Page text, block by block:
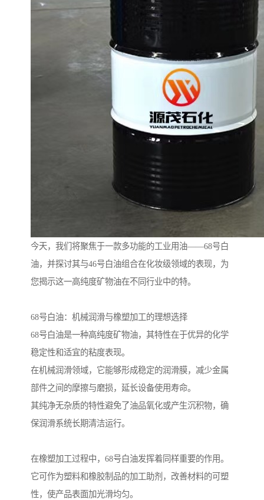
今天，我们将聚焦于一款多功能的工业用油——68号白
油，并探讨其与46号白油组合在化妆级领域的表现，为
您揭示这一高纯度矿物油在不同行业中的特。
68号白油：机械润滑与橡塑加工的理想选择
68号白油是一种高纯度矿物油，其特性在于优异的化学
稳定性和适宜的粘度表现。
在机械润滑领域，它能够形成稳定的润滑膜，减少金属
部件之间的摩擦与磨损，延长设备使用寿命。
其纯净无杂质的特性避免了油品氧化或产生沉积物，确
保润滑系统长期清洁运行。
在橡塑加工过程中，68号白油发挥着同样重要的作用。
它可作为塑料和橡胶制品的加工助剂，改善材料的可塑
性，使产品表面加光滑均匀。